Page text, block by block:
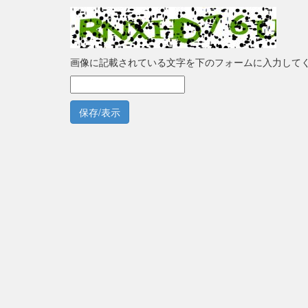
画像に記載されている文字を下のフォームに入力して
保存/表示